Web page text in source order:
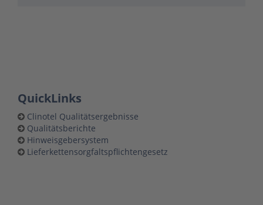
QuickLinks
Clinotel Qualitätsergebnisse
Qualitätsberichte
Hinweisgebersystem
Lieferkettensorgfaltspflichtengesetz